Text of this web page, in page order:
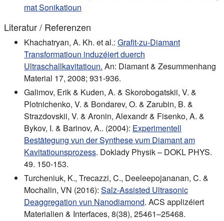
mat Sonikatioun
Literatur / Referenzen
Khachatryan, A. Kh. et al.: Grafit-zu-Diamant
Transformatioun induzéiert duerch
Ultraschallkavitatioun. An: Diamant & Zesummenhang
Material 17, 2008; 931-936.
Galimov, Erik & Kuden, A. & Skorobogatskii, V. &
Plotnichenko, V. & Bondarev, O. & Zarubin, B. &
Strazdovskii, V. & Aronin, Alexandr & Fisenko, A. &
Bykov, I. & Barinov, A.. (2004): Experimentell
Bestätegung vun der Synthese vum Diamant am
Kavitatiounsprozess. Doklady Physik – DOKL PHYS.
49. 150-153.
Turcheniuk, K., Trecazzi, C., Deeleepojananan, C. &
Mochalin, VN (2016): Salz-Assisted Ultrasonic
Deaggregation vun Nanodiamond. ACS applizéiert
Materialien & Interfaces, 8(38), 25461–25468.